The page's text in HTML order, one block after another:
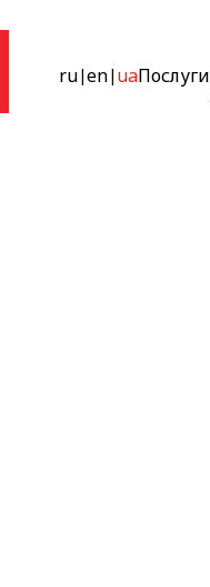
ru|en| uaПослуги